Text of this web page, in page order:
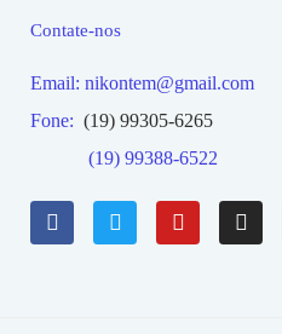
Contate-nos
Email: nikontem@gmail.com
Fone: (19) 99305-6265
(19) 99388-6522